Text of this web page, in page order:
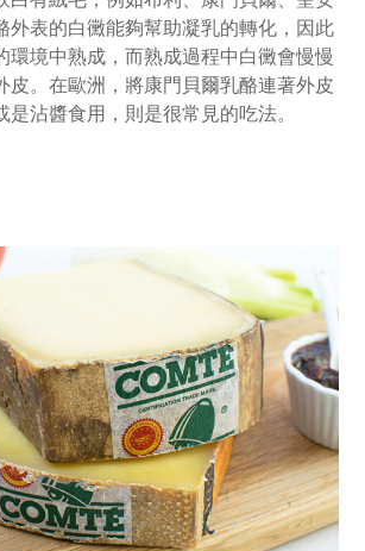
外表的白黴能夠幫助凝乳的轉化，因此
環境中熟成，而熟成過程中白黴會慢慢
皮。在歐洲，將康門貝爾乳酪連著外皮
是沾醬食用，則是很常見的吃法。